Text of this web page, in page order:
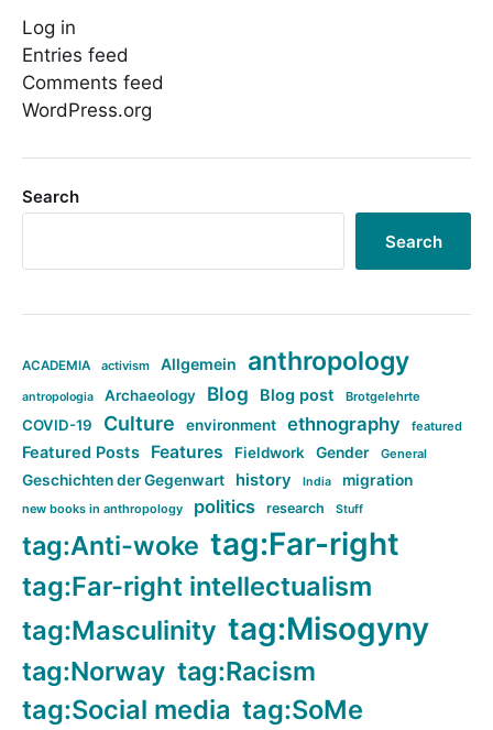
Log in
Entries feed
Comments feed
WordPress.org
Search
Search
ACADEMIA activism Allgemein anthropology
antropologia Archaeology Blog Blog post Brotgelehrte
COVID-19 Culture environment ethnography featured
Featured Posts Features Fieldwork Gender General
Geschichten der Gegenwart history India migration
new books in anthropology politics research Stuff
tag:Anti-woke tag:Far-right
tag:Far-right intellectualism
tag:Masculinity tag:Misogyny
tag:Norway tag:Racism
tag:Social media tag:SoMe